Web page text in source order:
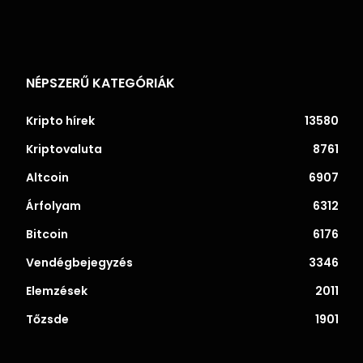
NÉPSZERŰ KATEGÓRIÁK
Kripto hírek
13580
Kriptovaluta
8761
Altcoin
6907
Árfolyam
6312
Bitcoin
6176
Vendégbejegyzés
3346
Elemzések
2011
Tőzsde
1901